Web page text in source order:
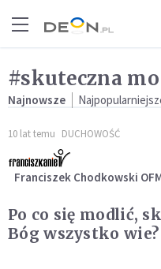
#skuteczna
Najnowsze
10 lat temu DUCHOWOŚĆ
Franciszek Chodkowski
Po co się modlić,
Bóg wszystko wie?